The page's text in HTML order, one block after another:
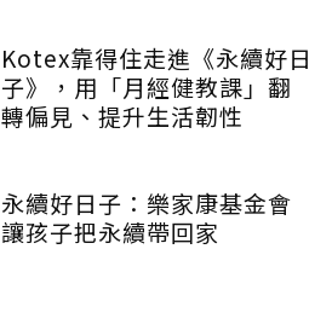
Kotex靠得住走進《永續好日
子》，用「月經健教課」翻
轉偏見、提升生活韌性
永續好日子：樂家康基金會
讓孩子把永續帶回家